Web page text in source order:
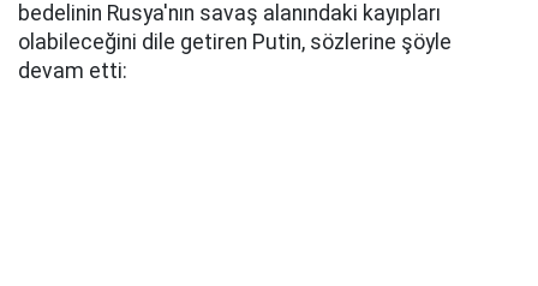
bedelinin Rusya'nın savaş alanındaki kayıpları
olabileceğini dile getiren Putin, sözlerine şöyle
devam etti: